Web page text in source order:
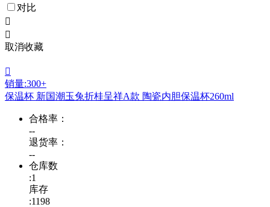
对比


取消收藏

销量:300+
保温杯 新国潮玉兔折桂呈祥A款 陶瓷内胆保温杯260ml
合格率：
--
退货率：
--
仓库数
:1
库存
:1198